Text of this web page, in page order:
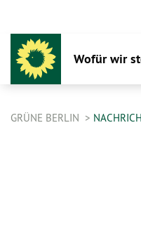
Wofür wir
GRÜNE BERLIN